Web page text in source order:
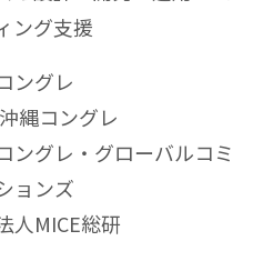
ング支援
ングレ
縄コングレ
ングレ・グローバルコミ
ョンズ
人MICE総研